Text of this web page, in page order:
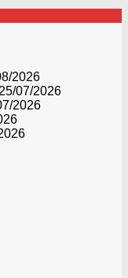
2026
25/07/2026
2026